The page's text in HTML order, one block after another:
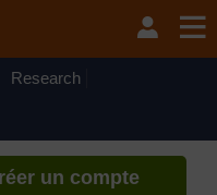
Research
un compte, vous
un profil
un compte